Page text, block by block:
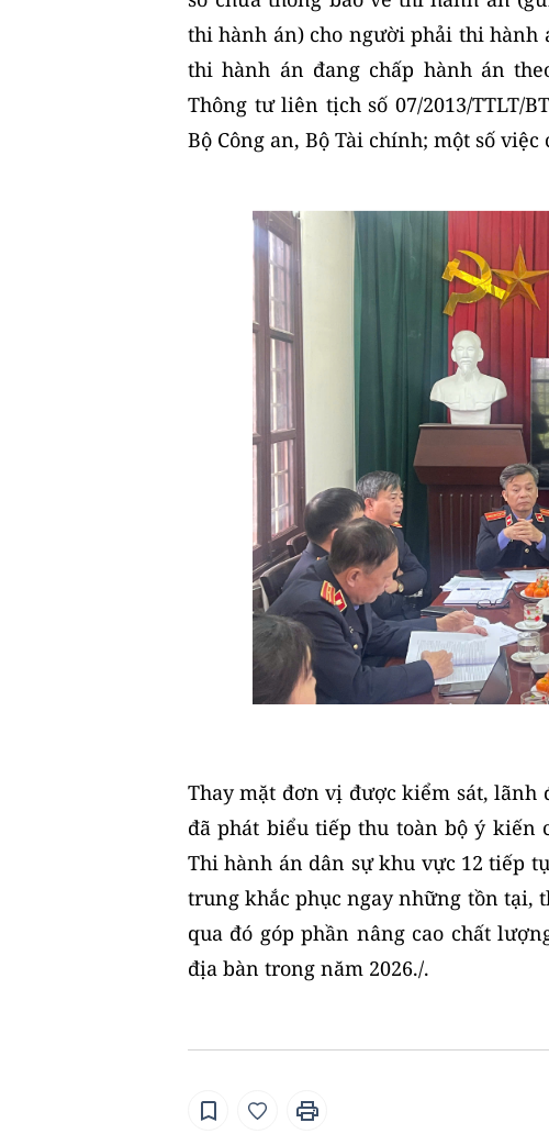
thi hành án) cho người phải thi
thi hành án đang chấp hành án
Thông tư liên tịch số 07/2013/TTLT/
Bộ Công an, Bộ Tài chính; một số
Thay mặt đơn vị được kiểm sát, lãnh
đã phát biểu tiếp thu toàn bộ ý kiến
Thi hành án dân sự khu vực 12 tiếp
trung khắc phục ngay những tồn tại,
qua đó góp phần nâng cao chất
địa bàn trong năm 2026./.